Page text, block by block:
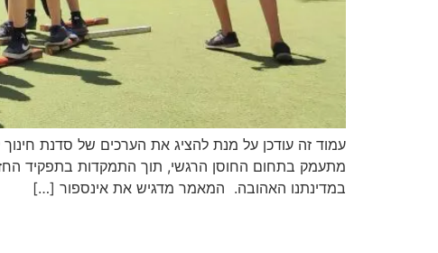
עמוד זה עודכן על מנת להציג את הערכים של סדנת
במדינתנו האהובה. המאמר מדגיש את אינספור […]